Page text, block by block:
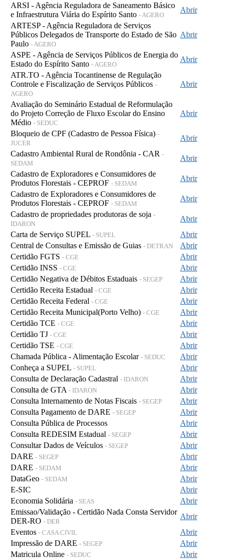
ARSI - Agência Reguladora de Saneamento Básico
e Infraestrutura Viária do Espírito Santo - AGERO
Abrir
ARTESP - Agência Reguladora de Serviços
Públicos Delegados de Transporte do Estado de São
Paulo - AGERO
Abrir
ASPE - Agência de Serviços Públicos de Energia do
Estado do Espírito Santo - AGERO
Abrir
ATR.TO - Agência Tocantinense de Regulação
Controle e Fiscalização de Serviços Públicos -
AGERO
Abrir
Avaliação do Seminário Estadual de Reformulação
do Projeto Correção de Fluxo Escolar do Ensino
Médio - SEDUC
Abrir
Bloqueio de CPF (Cadastro de Pessoa Física) -
JUCER
Abrir
Cadastro Ambiental Rural de Rondônia - CAR -
SEDAM
Abrir
Cadastro de Exploradores e Consumidores de
Produtos Florestais - CEPROF - SEDAM
Abrir
Cadastro de Exploradores e Consumidores de
Produtos Florestais - CEPROF - SEDAM
Abrir
Cadastro de propriedades produtoras de soja -
IDARON
Abrir
Carta de Serviço SUPEL - SUPEL
Abrir
Central de Consultas e Emissão de Guias - DETRAN
Abrir
Certidão FGTS - CGE
Abrir
Certidão INSS - CGE
Abrir
Certidão Negativa de Débitos Estaduais - SEGEP
Abrir
Certidão Receita Estadual - CGE
Abrir
Certidão Receita Federal - CGE
Abrir
Certidão Receita Municipal(Porto Velho) - CGE
Abrir
Certidão TCE - CGE
Abrir
Certidão TJ - CGE
Abrir
Certidão TSE - CGE
Abrir
Chamada Pública - Alimentação Escolar - SEDUC
Abrir
Conheça a SUPEL - SUPEL
Abrir
Consulta de Declaração Cadastral - IDARON
Abrir
Consulta de GTA - IDARON
Abrir
Consulta Internamento de Notas Fiscais - SEGEP
Abrir
Consulta Pagamento de DARE - SEGEP
Abrir
Consulta Pública de Processos
Abrir
Consulta REDESIM Estadual - SEGEP
Abrir
Consultar Dados de Veículos - SEGEP
Abrir
DARE - SEGEP
Abrir
DARE - SEDAM
Abrir
DataGeo - SEDAM
Abrir
E-SIC
Abrir
Economia Solidária - SEAS
Abrir
Emissao/Validação - Certidão Nada Consta Servidor
DER-RO - DER
Abrir
Eventos - CASA CIVIL
Abrir
Impressão de DARE - SEGEP
Abrir
Matricula Online - SEDUC
Abrir